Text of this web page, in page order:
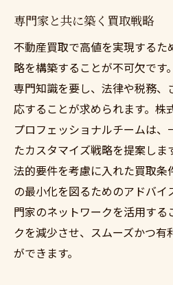
専門家と共に築く買取戦略
不動産買取で高値を実現する
略を構築することが不可欠です
専門知識を要し、法律や税務、
応することが求められます。株
プロフェッショナルチームは、
たカスタマイズ戦略を提案しま
法的要件を考慮に入れた買取条
の最小化を図るためのアドバイ
門家のネットワークを活用する
クを減少させ、スムーズかつ有
ができます。